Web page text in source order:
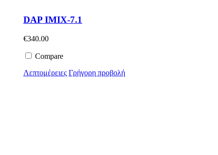
DAP IMIX-7.1
€340.00
Compare
Λεπτομέρειες Γρήγορη προβολή